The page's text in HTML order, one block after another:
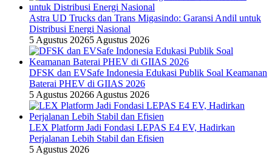
Astra UD Trucks dan Trans Migasindo: Garansi Andil untuk
Distribusi Energi Nasional
5 Agustus 20265 Agustus 2026
DFSK dan EVSafe Indonesia Edukasi Publik Soal Keamanan
Baterai PHEV di GIIAS 2026
5 Agustus 20266 Agustus 2026
LEX Platform Jadi Fondasi LEPAS E4 EV, Hadirkan
Perjalanan Lebih Stabil dan Efisien
5 Agustus 2026